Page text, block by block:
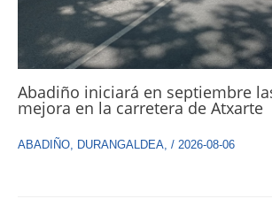
Abadiño iniciará en septiembre
mejora en la carretera de Atxarte
ABADIÑO, DURANGALDEA, / 2026-08-06